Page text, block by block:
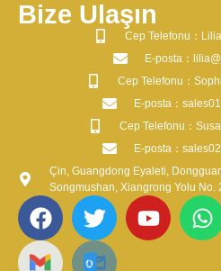
Bize Ulaşın
​Cep Telefonu：
​E-posta​：
​Cep Telefonu：
​E-posta​：
​Cep Telefonu：
​E-posta​：
Çin, Guangdong Eyaleti,
Songmushan, Xiangrong Yolu No.